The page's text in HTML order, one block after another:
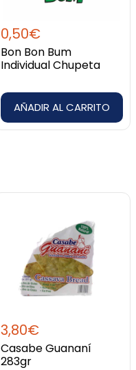
0,50€
Bon Bon Bum
Individual Chupeta
AÑADIR AL CARRITO
3,80€
Casabe Guananí
283gr